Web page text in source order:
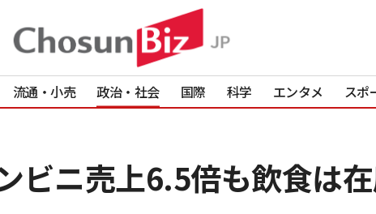
流通・小売 政治・社会 国際 科学 エンタメ スポ
ビニ売上6.5倍も飲食は